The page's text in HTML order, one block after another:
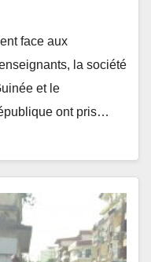
face aux
la société
et le
ont pris…